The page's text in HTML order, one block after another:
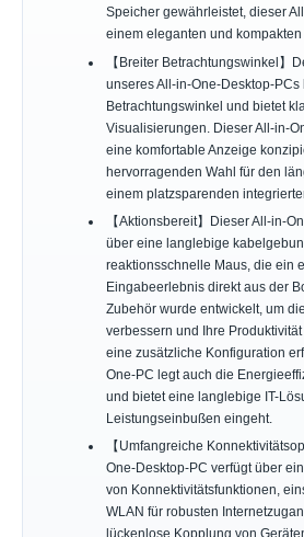
Speicher gewährleistet, dieser
einem eleganten und
【Breiter Betrachtungswinkel】
unseres All-in-One-Desktop-
Betrachtungswinkel und bietet
Visualisierungen. Dieser All-in-
eine komfortable Anzeige
hervorragenden Wahl für den
einem platzsparenden
【Aktionsbereit】Dieser All-in-
über eine langlebige
reaktionsschnelle Maus, die ein
Eingabeerlebnis direkt aus der
Zubehör wurde entwickelt, um
verbessern und Ihre
eine zusätzliche Konfiguration
One-PC legt auch die
und bietet eine langlebige IT-
Leistungseinbußen eingeht.
【Umfangreiche
One-Desktop-PC verfügt über
von Konnektivitätsfunktionen,
WLAN für robusten
lückenlose Kopplung von